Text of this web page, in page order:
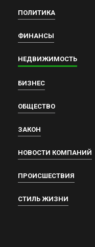
ПОЛИТИКА
ФИНАНСЫ
НЕДВИЖИМОСТЬ
БИЗНЕС
ОБЩЕСТВО
ЗАКОН
НОВОСТИ КОМПАНИЙ
ПРОИСШЕСТВИЯ
СТИЛЬ ЖИЗНИ